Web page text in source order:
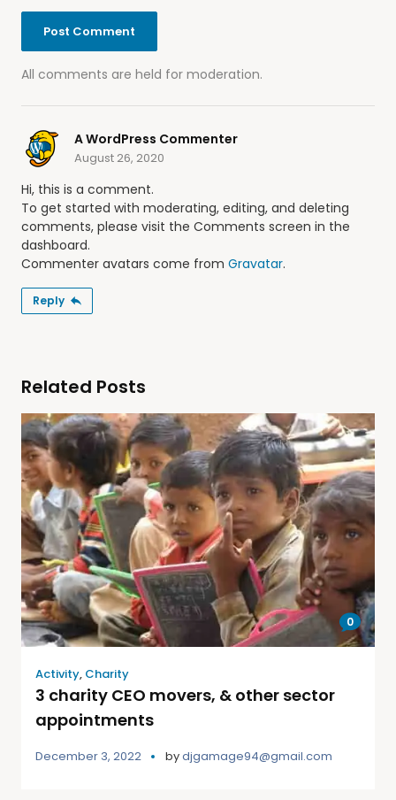
All comments are held for moderation.
A WordPress Commenter
August 26, 2020
Hi, this is a comment.
To get started with moderating, editing, and deleting
comments, please visit the Comments screen in the
dashboard.
Commenter avatars come from Gravatar.
Reply
Related Posts
0
Activity, Charity
3 charity CEO movers, & other sector
appointments
December 3, 2022 bydjgamage94@gmail.com